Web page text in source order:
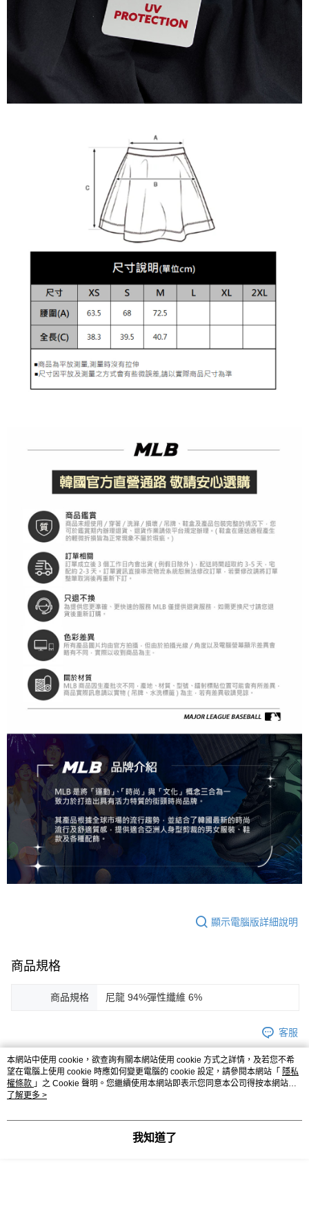
顯示電腦版詳細說明
商品規格
商品規格 尼龍 94%彈性纖維 6%
客服
商品相關分類 (5)
本網站中使用 cookie，欲查詢有關本網站使用 cookie 方式之詳情，及若您不希
望在電腦上使用 cookie 時應如何變更電腦的 cookie 設定，請參閱本網站「 隱私
權條款 」之 Cookie 聲明。您繼續使用本網站即表示您同意本公司得按本網站使
用條款之 Cookie 聲明使用 cookie。
了解更多 >
我知道了